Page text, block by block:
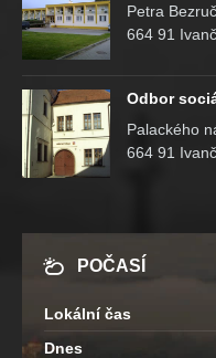
Petra
664 91
Odbor
Palackého
664 91
POČASÍ
Lokální čas
Dnes